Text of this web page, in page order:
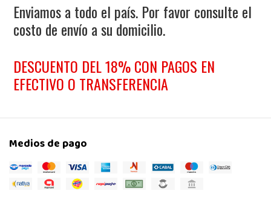
Enviamos a todo el país. Por favor consulte el
costo de envío a su domicilio.
DESCUENTO DEL 18% CON PAGOS EN
EFECTIVO O TRANSFERENCIA
Medios de pago